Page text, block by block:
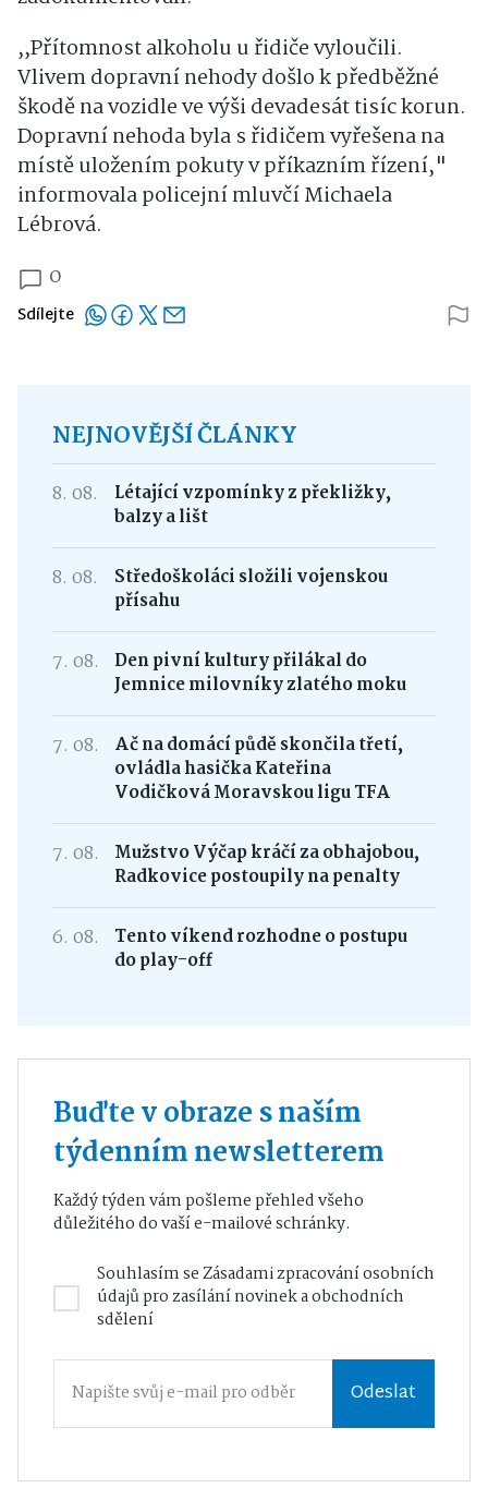
,,Přítomnost alkoholu u řidiče vyloučili.
Vlivem dopravní nehody došlo k předběžné
škodě na vozidle ve výši devadesát tisíc korun.
Dopravní nehoda byla s řidičem vyřešena na
místě uložením pokuty v příkazním řízení,"
informovala policejní mluvčí Michaela
Lébrová.
0
Sdílejte
NEJNOVĚJŠÍ ČLÁNKY
8. 08.
Létající vzpomínky z překližky,
balzy a lišt
8. 08.
Středoškoláci složili vojenskou
přísahu
7. 08.
Den pivní kultury přilákal do
Jemnice milovníky zlatého moku
7. 08.
Ač na domácí půdě skončila třetí,
ovládla hasička Kateřina
Vodičková Moravskou ligu TFA
7. 08.
Mužstvo Výčap kráčí za obhajobou,
Radkovice postoupily na penalty
6. 08.
Tento víkend rozhodne o postupu
do play-off
Buďte v obraze s naším
týdenním newsletterem
Každý týden vám pošleme přehled všeho
důležitého do vaší e-mailové schránky.
Souhlasím seZásadami zpracování osobních
údajůpro zasílání novinek a obchodních
sdělení
Odeslat